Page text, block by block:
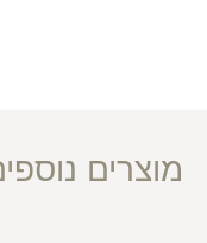
מוצרים